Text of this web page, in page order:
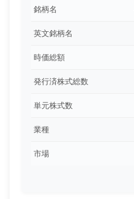
銘柄名
英文銘柄名
時価総額
発行済株式総数
単元株式数
業種
市場